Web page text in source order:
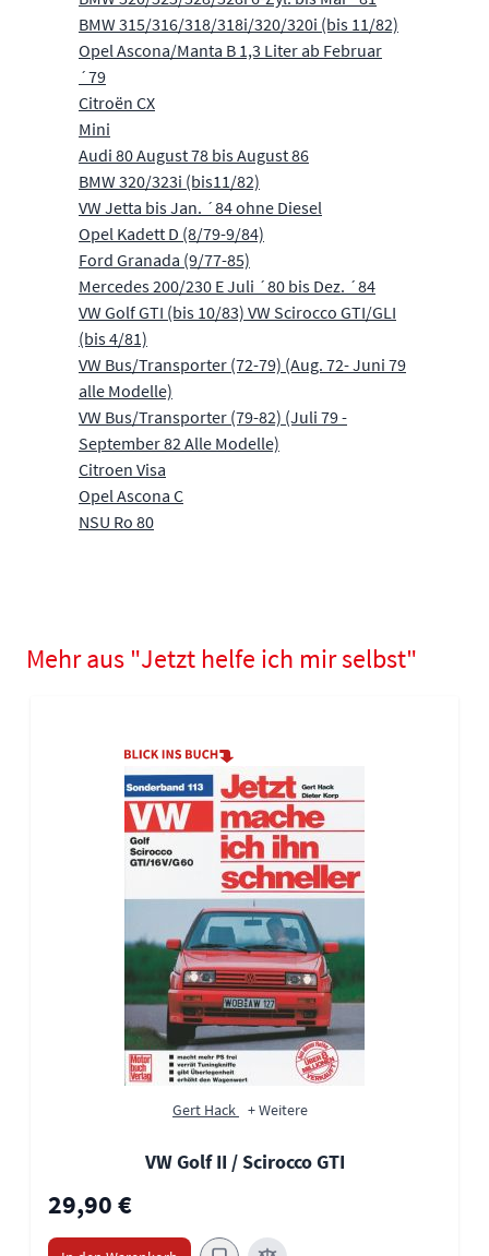
BMW 315/316/318/318i/320/320i (bis 11/82)
Opel Ascona/Manta B 1,3 Liter ab Februar
´79
Citroën CX
Mini
Audi 80 August 78 bis August 86
BMW 320/323i (bis11/82)
VW Jetta bis Jan. ´84 ohne Diesel
Opel Kadett D (8/79-9/84)
Ford Granada (9/77-85)
Mercedes 200/230 E Juli ´80 bis Dez. ´84
VW Golf GTI (bis 10/83) VW Scirocco GTI/GLI
(bis 4/81)
VW Bus/Transporter (72-79) (Aug. 72- Juni 79
alle Modelle)
VW Bus/Transporter (79-82) (Juli 79 -
September 82 Alle Modelle)
Citroen Visa
Opel Ascona C
NSU Ro 80
Mehr aus "Jetzt helfe ich mir selbst"
Gert Hack + Weitere
VW Golf II / Scirocco GTI
29,90 €